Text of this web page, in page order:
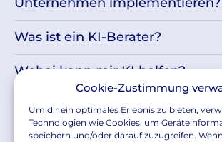
Cookie-Zustimmung
Um dir ein optimales Erlebnis zu bieten,
Technologien wie Cookies, um
speichern und/oder darauf zuzugreifen.
Was ist ein KI-Berater?
Wobei kann mir KI helfen?
Wie viele Unternehmen nutzen
KI?